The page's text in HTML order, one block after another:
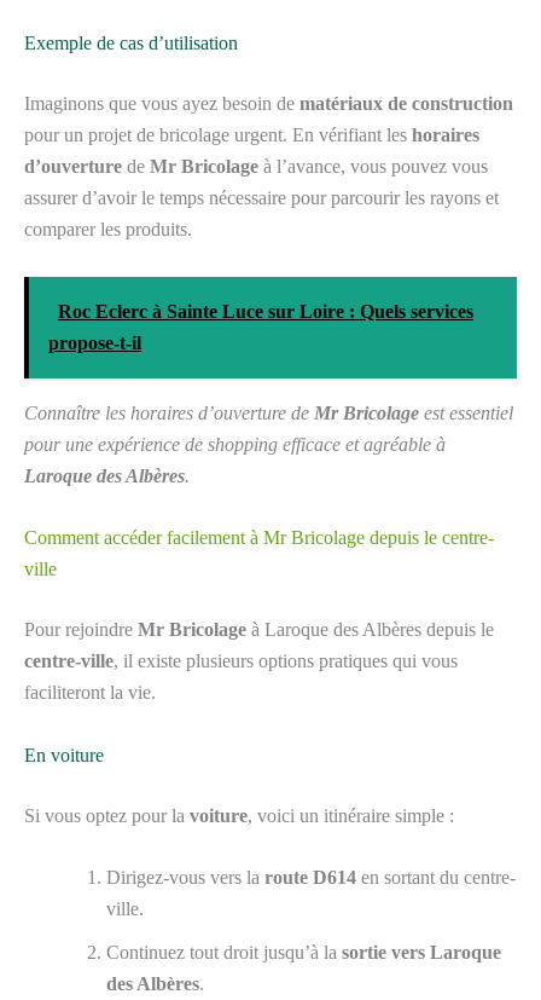
Exemple de cas d’utilisation
Imaginons que vous ayez besoin de matériaux de construction
pour un projet de bricolage urgent. En vérifiant les horaires
d’ouverture de Mr Bricolage à l’avance, vous pouvez vous
assurer d’avoir le temps nécessaire pour parcourir les rayons et
comparer les produits.
Roc Eclerc à Sainte Luce sur Loire : Quels services
propose-t-il
Connaître les horaires d’ouverture de Mr Bricolage est essentiel
pour une expérience de shopping efficace et agréable à
Laroque des Albères.
Comment accéder facilement à Mr Bricolage depuis le centre-
ville
Pour rejoindre Mr Bricolage à Laroque des Albères depuis le
centre-ville, il existe plusieurs options pratiques qui vous
faciliteront la vie.
En voiture
Si vous optez pour la voiture, voici un itinéraire simple :
Dirigez-vous vers la route D614 en sortant du centre-
ville.
Continuez tout droit jusqu’à la sortie vers Laroque
des Albères.